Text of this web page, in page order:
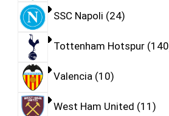
SSC Napoli 24
Tottenham Hotspur 140
Valencia 10
West Ham United 11